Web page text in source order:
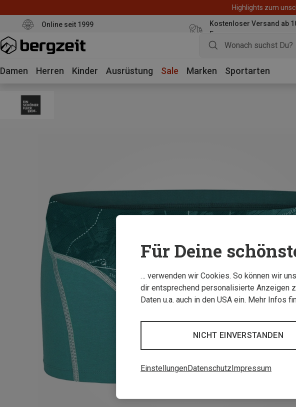
Highlights zum
Online seit 1999
Kostenloser Versand ab
Euro
Damen Herren Kinder Ausrüstung Sale Marken Sportarten
Für Deine
… verwenden wir Cookies. So können wir
dir entsprechend personalisierte Anzeigen
Daten u.a. auch in den USA ein. Mehr Infos
NICHT EINVERSTANDEN
EinstellungenDatenschutz Impressum